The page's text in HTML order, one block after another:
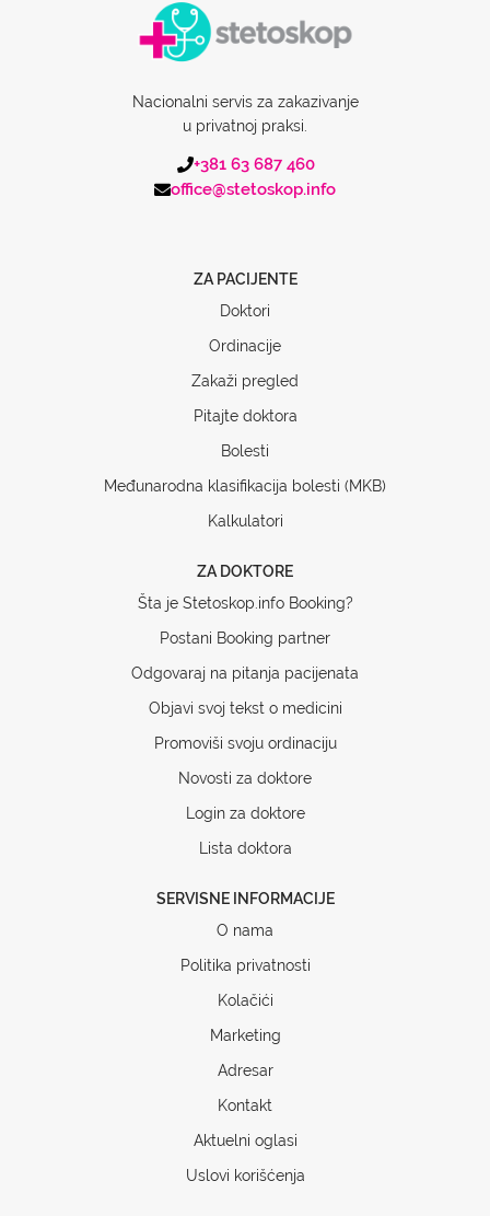
Nacionalni servis za zakazivanje
u privatnoj praksi.
+381 63 687 460
office@stetoskop.info
ZA PACIJENTE
Doktori
Ordinacije
Zakaži pregled
Pitajte doktora
Bolesti
Međunarodna klasifikacija bolesti (MKB)
Kalkulatori
ZA DOKTORE
Šta je Stetoskop.info Booking?
Postani Booking partner
Odgovaraj na pitanja pacijenata
Objavi svoj tekst o medicini
Promoviši svoju ordinaciju
Novosti za doktore
Login za doktore
Lista doktora
SERVISNE INFORMACIJE
O nama
Politika privatnosti
Kolačići
Marketing
Adresar
Kontakt
Aktuelni oglasi
Uslovi korišćenja